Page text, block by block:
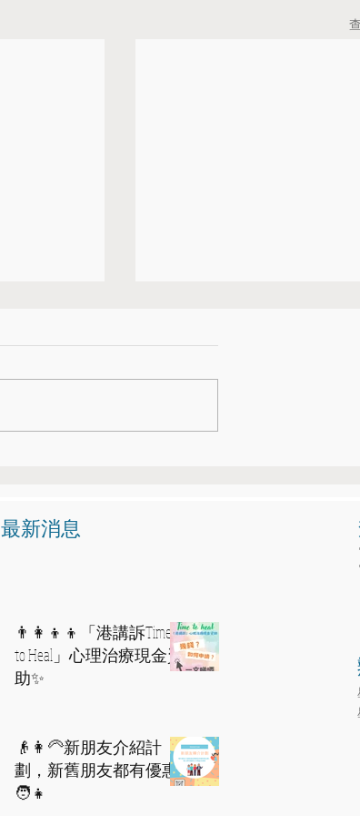
​最新消息
👨‍👩‍👦‍👦「港講訴Time
to Heal」心理治療現金資
助✨
👴👩‍🦳新朋友介紹計
劃，新舊朋友都有優惠
🧑👧